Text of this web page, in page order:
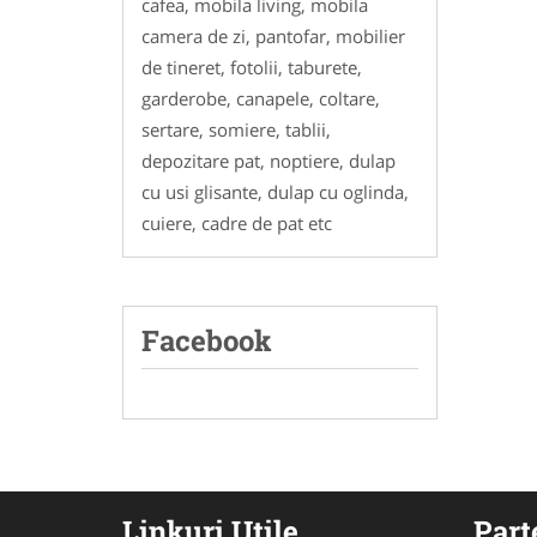
camera de zi, pantofar, mobilier
de tineret, fotolii, taburete,
garderobe, canapele, coltare,
sertare, somiere, tablii,
depozitare pat, noptiere, dulap
cu usi glisante, dulap cu oglinda,
cuiere, cadre de pat etc
Facebook